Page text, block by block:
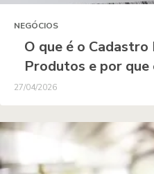
NEGÓCIOS
O que é o
Produtos e por que
27/04/2026